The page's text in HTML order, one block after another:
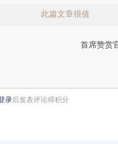
此篇文章很值
首席赞赏
录后发表评论得积分